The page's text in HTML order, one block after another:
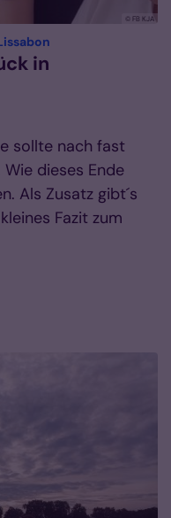
© FB KJA
in
sollte nach fast
dieses Ende
Als Zusatz gibt´s
Fazit zum